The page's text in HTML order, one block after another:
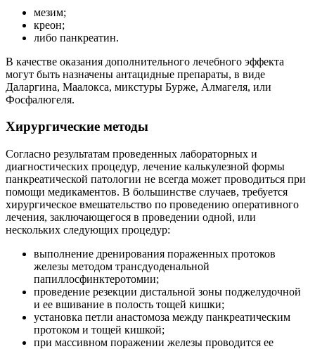
мезим;
креон;
либо панкреатин.
В качестве оказания дополнительного лечебного эффекта
могут быть назначены антацидные препараты, в виде
Даларгина, Маалокса, микстуры Бурже, Алмагеля, или
Фосфалюгеля.
Хирургические методы
Согласно результатам проведенных лабораторных и
диагностических процедур, лечение калькулезной формы
панкреатической патологии не всегда может проводиться при
помощи медикаментов. В большинстве случаев, требуется
хирургическое вмешательство по проведению оперативного
лечения, заключающегося в проведении одной, или
нескольких следующих процедур:
выполнение дренирования пораженных протоков
железы методом трансдуоденальной
папиллосфинктеротомии;
проведение резекции дистальной зоны поджелудочной
и ее вшивание в полость тощей кишки;
установка петли анастомоза между панкреатическим
протоком и тощей кишкой;
при массивном поражении железы проводится ее